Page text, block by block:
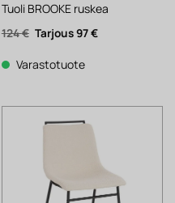
Tuoli BROOKE ruskea
124€ Alkuperäinen
hinta
124 €.
97€Nykyinen
Varastotuote